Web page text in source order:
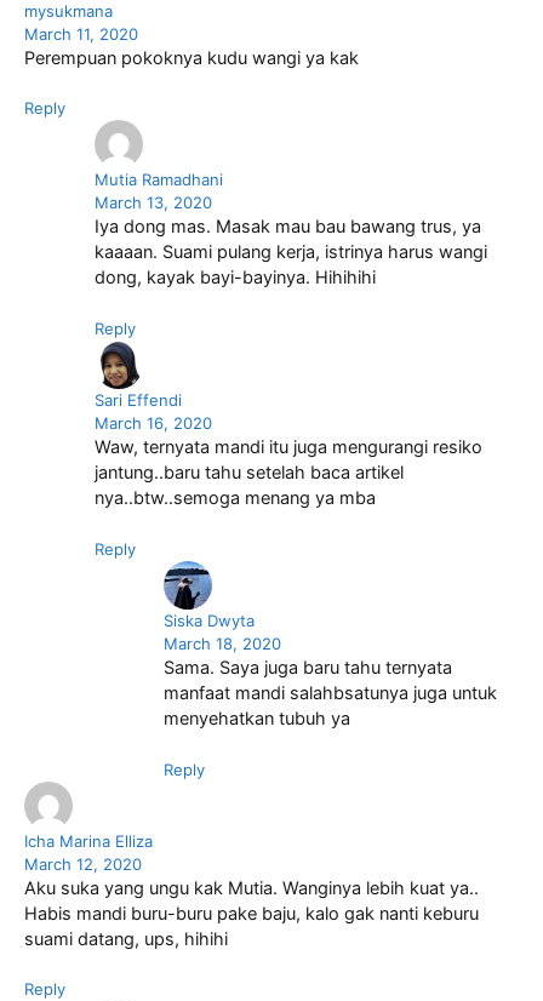
mysukmana
March 11, 2020
Perempuan pokoknya kudu wangi ya kak
Reply
Mutia Ramadhani
March 13, 2020
Iya dong mas. Masak mau bau bawang trus, ya
kaaaan. Suami pulang kerja, istrinya harus wangi
dong, kayak bayi-bayinya. Hihihihi
Reply
Sari Effendi
March 16, 2020
Waw, ternyata mandi itu juga mengurangi resiko
jantung..baru tahu setelah baca artikel
nya..btw..semoga menang ya mba
Reply
Siska Dwyta
March 18, 2020
Sama. Saya juga baru tahu ternyata
manfaat mandi salahbsatunya juga untuk
menyehatkan tubuh ya
Reply
Icha Marina Elliza
March 12, 2020
Aku suka yang ungu kak Mutia. Wanginya lebih kuat ya..
Habis mandi buru-buru pake baju, kalo gak nanti keburu
suami datang, ups, hihihi
Reply